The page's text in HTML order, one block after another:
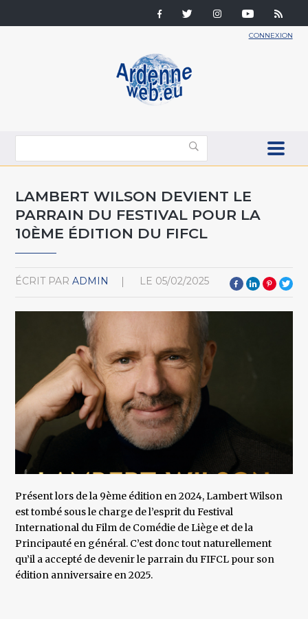
CONNEXION
LAMBERT WILSON DEVIENT LE
PARRAIN DU FESTIVAL POUR LA
10ÈME ÉDITION DU FIFCL
ÉCRIT PAR ADMIN LE 05/02/2025
Présent lors de la 9ème édition en 2024, Lambert Wilson
est tombé sous le charge de l’esprit du Festival
International du Film de Comédie de Liège et de la
Principauté en général. C’est donc tout naturellement
qu’il a accepté de devenir le parrain du FIFCL pour son
édition anniversaire en 2025.